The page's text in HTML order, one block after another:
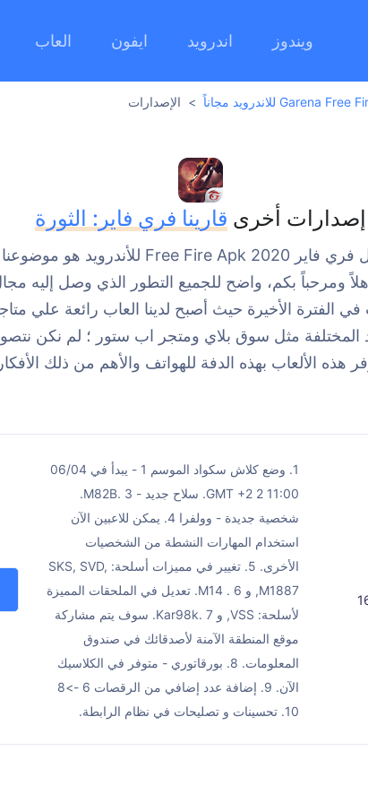
ويندوز اندرويد ايفون العاب
الإصدارات
إصدارات أخرى قارينا فري فاير: الثورة
تحميل فري فاير 2020 Free Fire Apk للأندرويد هو موضوعنا
ومرحباً بكم، واضح للجميع التطور الذي وصل إليه
في الفترة الأخيرة حيث أصبح لدينا العاب رائعة علي
المختلفة مثل سوق بلاي ومتجر اب ستور ؛ لم نكن
هذه الألعاب بهذه الدفة للهواتف والأهم من ذلك الأفكار
1. وضع كلاش سكواد الموسم 1 - يبدأ في 06/04
11:00 GMT +2 2. سلاح جديد - M82B. 3.
شخصية جديدة - وولفرا 4. يمكن للاعبين الآن
استخدام المهارات النشطة من الشخصيات
الأخرى. 5. تغيير في مميزات أسلحة: SKS, SVD,
M1887, و M14 . 6. تعديل في الملحقات المميزة
لأسلحة: VSS, و Kar98k. 7. سوف يتم مشاركة
موقع المنطقة الآمنة لأصدقائك في صندوق
المعلومات. 8. بورقاتوري - متوفر في الكلاسيك
الآن. 9. إضافة عدد إضافي من الرقصات 6 ->8
10. تحسينات و تصليحات في نظام الرابطة.